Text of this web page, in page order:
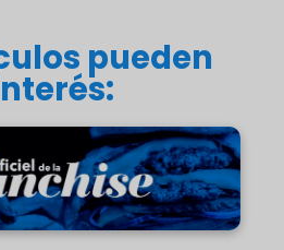
pueden
gracias a informes de